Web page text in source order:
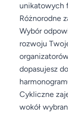
unikatowych
Różnorodne
Wybór
rozwoju
dopasujesz
Cykliczne
wokół